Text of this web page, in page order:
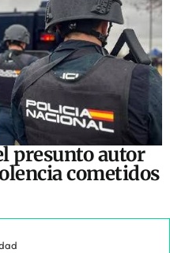
presunto autor
cometidos